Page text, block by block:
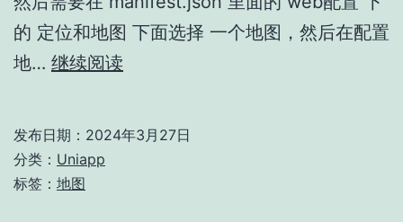
的 定位和地图 下面选择 一个地图，然后在配置
地… 继续阅读
发布日期： 2024年3月27日
分类： Uniapp
标签： 地图